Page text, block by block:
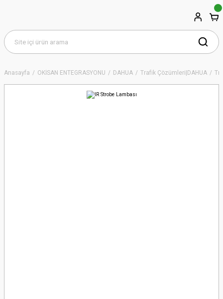
Anasayfa OKİSAN ENTEGRASYONU DAHUA Trafik Çözümleri|DAHUA